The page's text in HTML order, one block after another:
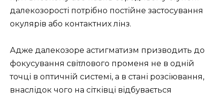
далекозорості потрібно постійне застосування
окулярів або контактних лінз.
Адже далекозоре астигматизм призводить до
фокусування світлового променя не в одній
точці в оптичній системі, а в стані розсіювання,
внаслідок чого на сітківці відбувається